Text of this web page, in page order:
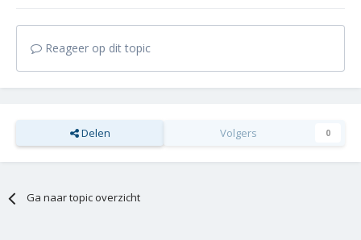
Reageer op dit topic
Delen Volgers 0
Ga naar topic overzicht